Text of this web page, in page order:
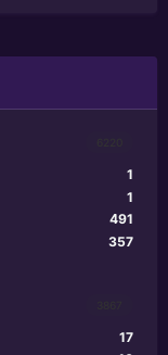
1
1
491
357
17